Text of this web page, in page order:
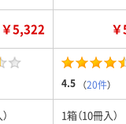
￥5,322
4.5 （20件）
1箱（10冊入）